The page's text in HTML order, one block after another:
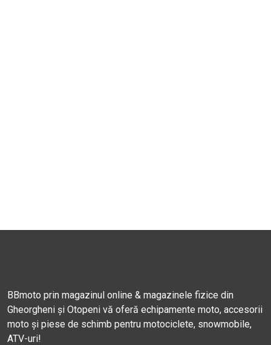
BBmoto prin magazinul online & magazinele fizice din
Gheorgheni și Otopeni vă oferă echipamente moto, accesorii
moto și piese de schimb pentru motociclete, snowmobile,
ATV-uri!